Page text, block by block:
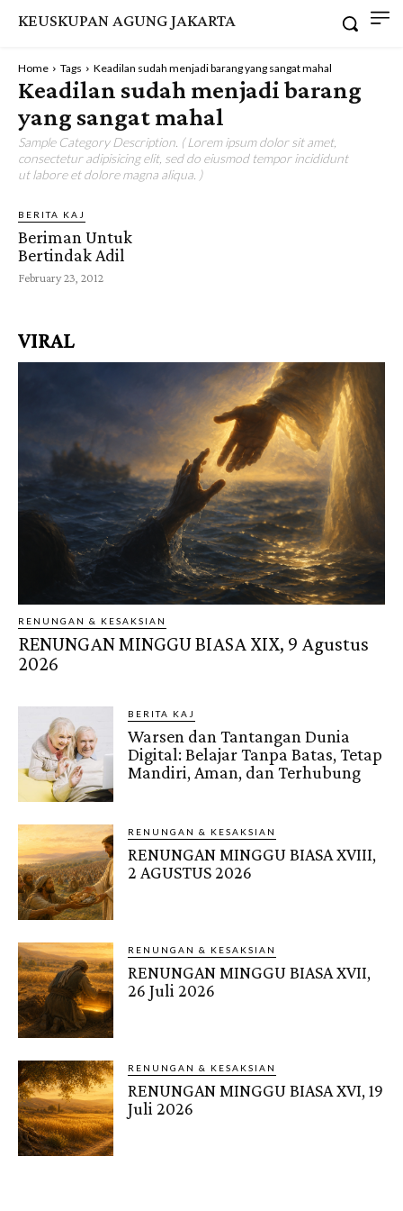
KEUSKUPAN AGUNG JAKARTA
Home Tags Keadilan sudah menjadi barang yang sangat mahal
Keadilan sudah menjadi barang
yang sangat mahal
Sample Category Description. ( Lorem ipsum dolor sit amet,
consectetur adipisicing elit, sed do eiusmod tempor incididunt
ut labore et dolore magna aliqua. )
BERITA KAJ
Beriman Untuk
Bertindak Adil
February 23, 2012
VIRAL
RENUNGAN & KESAKSIAN
RENUNGAN MINGGU BIASA XIX, 9 Agustus
2026
BERITA KAJ
Warsen dan Tantangan Dunia
Digital: Belajar Tanpa Batas, Tetap
Mandiri, Aman, dan Terhubung
RENUNGAN & KESAKSIAN
RENUNGAN MINGGU BIASA XVIII,
2 AGUSTUS 2026
RENUNGAN & KESAKSIAN
RENUNGAN MINGGU BIASA XVII,
26 Juli 2026
RENUNGAN & KESAKSIAN
RENUNGAN MINGGU BIASA XVI, 19
Juli 2026